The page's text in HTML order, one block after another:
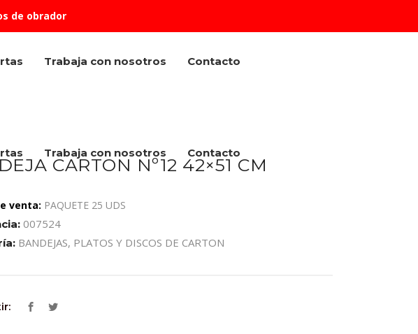
de obrador
Trabaja con nosotros Contacto
Trabaja con nosotros Contacto
CARTON Nº12 42×51 CM
venta: PAQUETE 25 UDS
007524
BANDEJAS, PLATOS Y DISCOS DE CARTON